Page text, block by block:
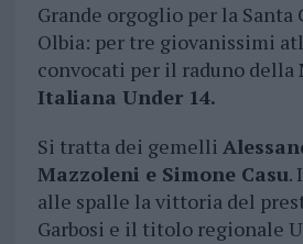
Grande orgoglio per la Santa
Olbia: per tre giovanissimi
convocati per il raduno della
Italiana Under 14.
Si tratta dei gemelli
Mazzoleni e Simone Casu.
alle spalle la vittoria del
Garbosi e il titolo regionale